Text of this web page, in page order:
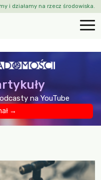
i działamy na rzecz środowiska.
na YouTube
→